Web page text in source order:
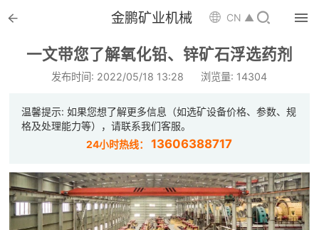
 金鹏矿业机械 CN ▲ 
一文带您了解氧化铅、锌矿石浮选药剂
发布时间: 2022/05/18 13:28 浏览量: 14304
温馨提示: 如果您想了解更多信息（如选矿设备价格、参数、规
格及处理能力等），请联系我们客服。
24小时热线：13606388717
首页
 选矿设备
 配件耗材

 选矿总包
 案例中心